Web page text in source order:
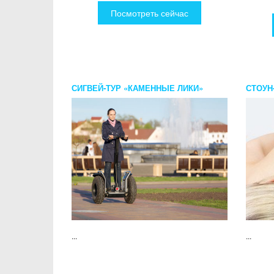
Посмотреть сейчас
СИГВЕЙ-ТУР «КАМЕННЫЕ ЛИКИ»
... ...